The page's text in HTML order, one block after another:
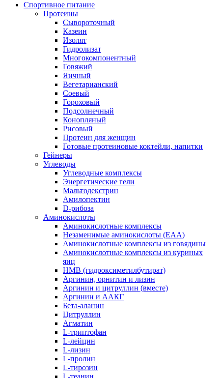
Спортивное питание
Протеины
Сывороточный
Казеин
Изолят
Гидролизат
Многокомпонентный
Говяжий
Яичный
Вегетарианский
Соевый
Гороховый
Подсолнечный
Конопляный
Рисовый
Протеин для женщин
Готовые протеиновые коктейли, напитки
Гейнеры
Углеводы
Углеводные комплексы
Энергетические гели
Мальтодекстрин
Амилопектин
D-рибоза
Аминокислоты
Аминокислотные комплексы
Незаменимые аминокислоты (EAA)
Аминокислотные комплексы из говядины
Аминокислотные комплексы из куриных
яиц
HMB (гидроксиметилбутират)
Аргинин, орнитин и лизин
Аргинин и цитруллин (вместе)
Аргинин и ААКГ
Бета-аланин
Цитруллин
Агматин
L-триптофан
L-лейцин
L-лизин
L-пролин
L-тирозин